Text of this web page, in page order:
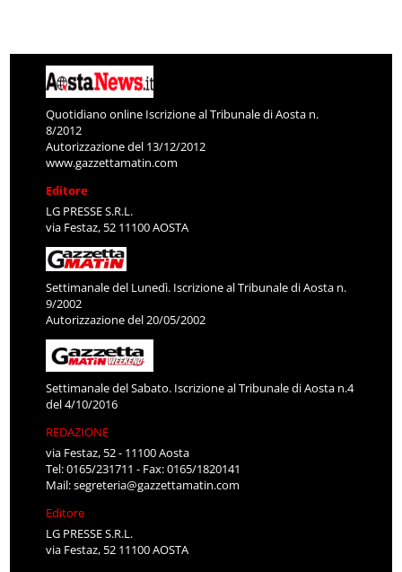
Quotidiano online Iscrizione al Tribunale di Aosta n.
8/2012
Autorizzazione del 13/12/2012
www.gazzettamatin.com
Editore
LG PRESSE S.R.L.
via Festaz, 52 11100 AOSTA
Settimanale del Lunedì. Iscrizione al Tribunale di Aosta n.
9/2002
Autorizzazione del 20/05/2002
Settimanale del Sabato. Iscrizione al Tribunale di Aosta n.4
del 4/10/2016
REDAZIONE
via Festaz, 52 - 11100 Aosta
Tel: 0165/231711 - Fax: 0165/1820141
Mail:segreteria@gazzettamatin.com
Editore
LG PRESSE S.R.L.
via Festaz, 52 11100 AOSTA